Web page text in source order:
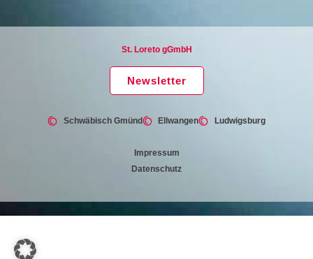
St. Loreto gGmbH
Newsletter
Schwäbisch Gmünd Ellwangen Ludwigsburg
Impressum
Datenschutz